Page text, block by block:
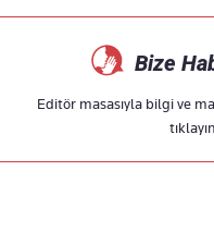
Bize
Editör masasıyla bilgi ve
tıklayın